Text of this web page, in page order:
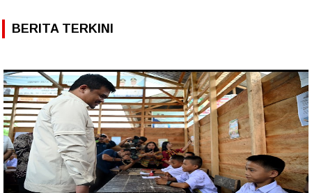
BERITA TERKINI